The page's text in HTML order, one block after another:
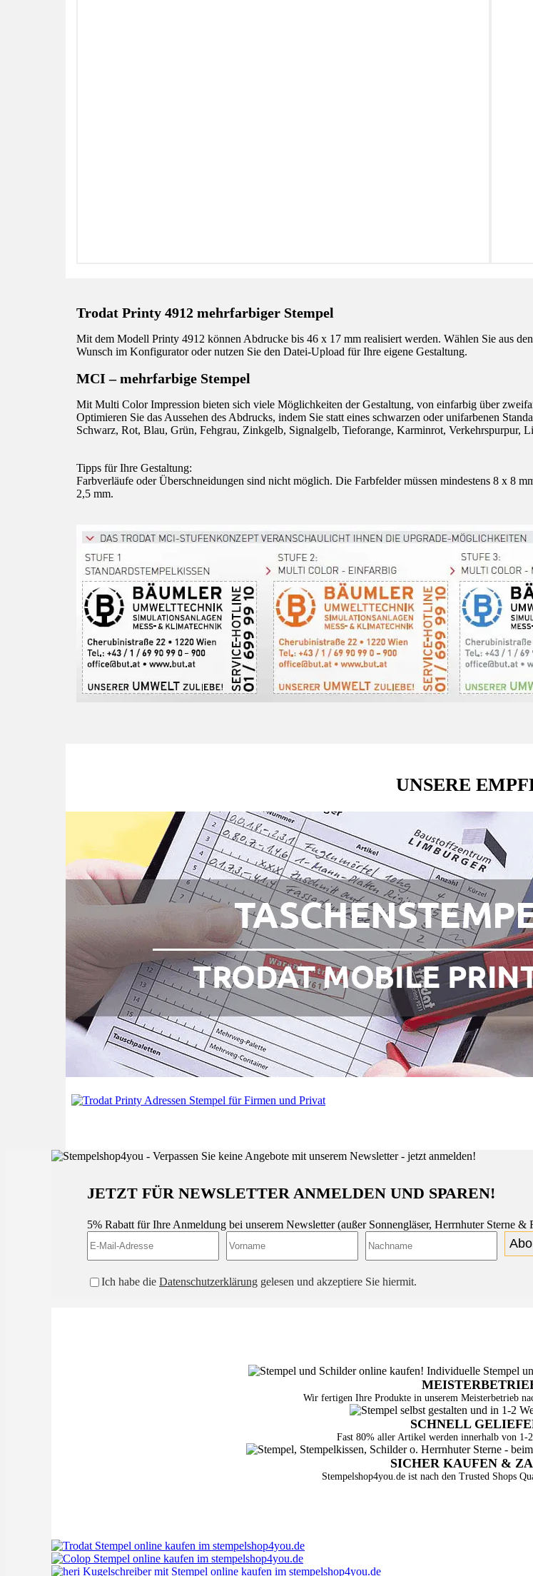
Trodat Printy 4912 mehrfarbiger Stempel
Mit dem Modell Printy 4912 können Abdrucke bis 46 x 17 mm realisiert werden. Wählen Sie aus
Wunsch im Konfigurator oder nutzen Sie den Datei-Upload für Ihre eigene Gestaltung.
MCI – mehrfarbige Stempel
Mit Multi Color Impression bieten sich viele Möglichkeiten der Gestaltung, von einfarbig über
Optimieren Sie das Aussehen des Abdrucks, indem Sie statt eines schwarzen oder unifarbenen
Schwarz, Rot, Blau, Grün, Fehgrau, Zinkgelb, Signalgelb, Tieforange, Karminrot, Verkehrspurpur,
Tipps für Ihre Gestaltung:
Farbverläufe oder Überschneidungen sind nicht möglich. Die Farbfelder müssen mindestens 8 x 8
2,5 mm.
UNSERE
JETZT FÜR NEWSLETTER ANMELDEN UND SPAREN!
5% Rabatt für Ihre Anmeldung bei unserem Newsletter (außer Sonnengläser, Herrnhuter Sterne
Ich habe die Datenschutzerklärung gelesen und akzeptiere Sie hiermit.
Wir fertigen Ihre Produkte in unserem Meisterbetrieb
SCHNELL
Fast 80% aller Artikel werden innerhalb von 1-2
SICHER KAUFEN &
Stempelshop4you.de ist nach den Trusted Shops